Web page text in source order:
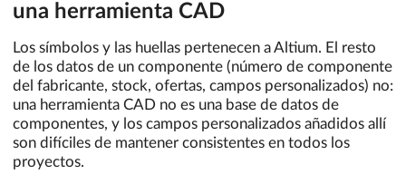
una herramienta CAD
Los símbolos y las huellas pertenecen a Altium. El resto
de los datos de un componente (número de componente
del fabricante, stock, ofertas, campos personalizados) no:
una herramienta CAD no es una base de datos de
componentes, y los campos personalizados añadidos allí
son difíciles de mantener consistentes en todos los
proyectos.